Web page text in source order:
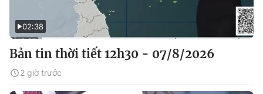
02:38
Bản tin thời tiết 12h30 - 07/8/2026
2 giờ trước